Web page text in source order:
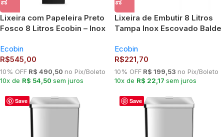
Lixeira com Papeleira Preto
Fosco 8 Litros Ecobin – Inox
Suporte para Papel
Higiênico
Ecobin
R$545,00
10% OFF R$ 490,50 no Pix/Boleto
10x de R$ 54,50 sem juros
Lixeira de Embutir 8 Litros
Tampa Inox Escovado Balde
Ecobin
R$221,70
10% OFF R$ 199,53 no Pix/Boleto
10x de R$ 22,17 sem juros
Save Save